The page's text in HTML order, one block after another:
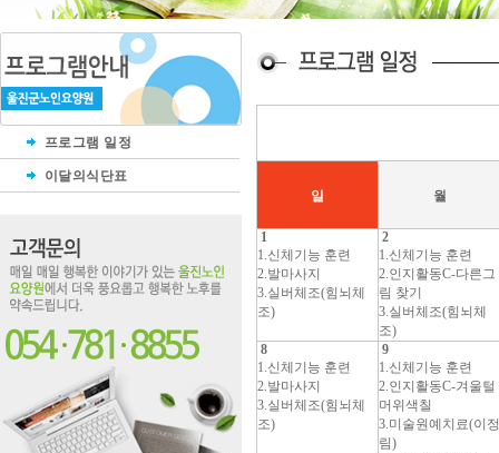
프로그램 일정
이달의식단표
일
월
1
1.신체기능 훈련
2.발마사지
3.실버체조(힘뇌체
조)
2
1.신체기능 훈련
2.인지활동C-다른그
림 찾기
3.실버체조(힘뇌체
조)
8
1.신체기능 훈련
2.발마사지
3.실버체조(힘뇌체
조)
9
1.신체기능 훈련
2.인지활동C-겨울털
머위색칠
3.미술원예치료(이정
림)